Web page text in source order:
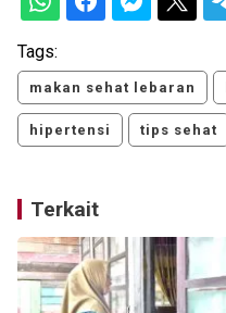
Tags:
makan sehat lebaran
hipertensi tips sehat
Terkait